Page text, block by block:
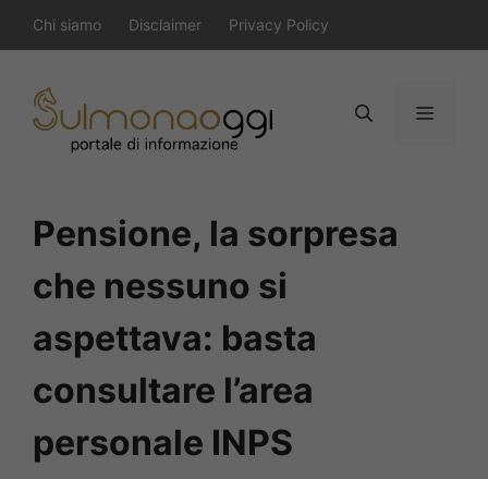
al
contenuto
Chi siamo Disclaimer Privacy Policy
Menu
Pensione, la sorpresa
che nessuno si
aspettava: basta
consultare l’area
personale INPS